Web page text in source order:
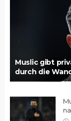
Muslic gibt
durch die